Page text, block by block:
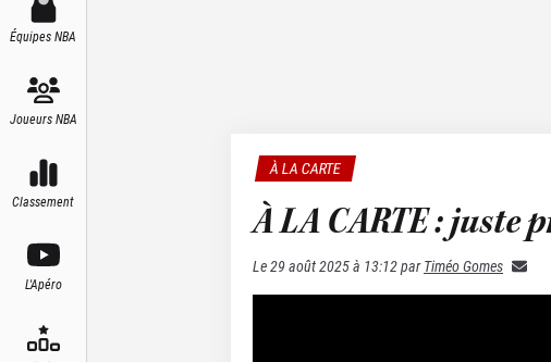
Équipes NBA
Joueurs NBA
Classement
L'Apéro
À LA CARTE
À LA CARTE : juste
Le29 août 2025 à 13:12par Timéo Gomes